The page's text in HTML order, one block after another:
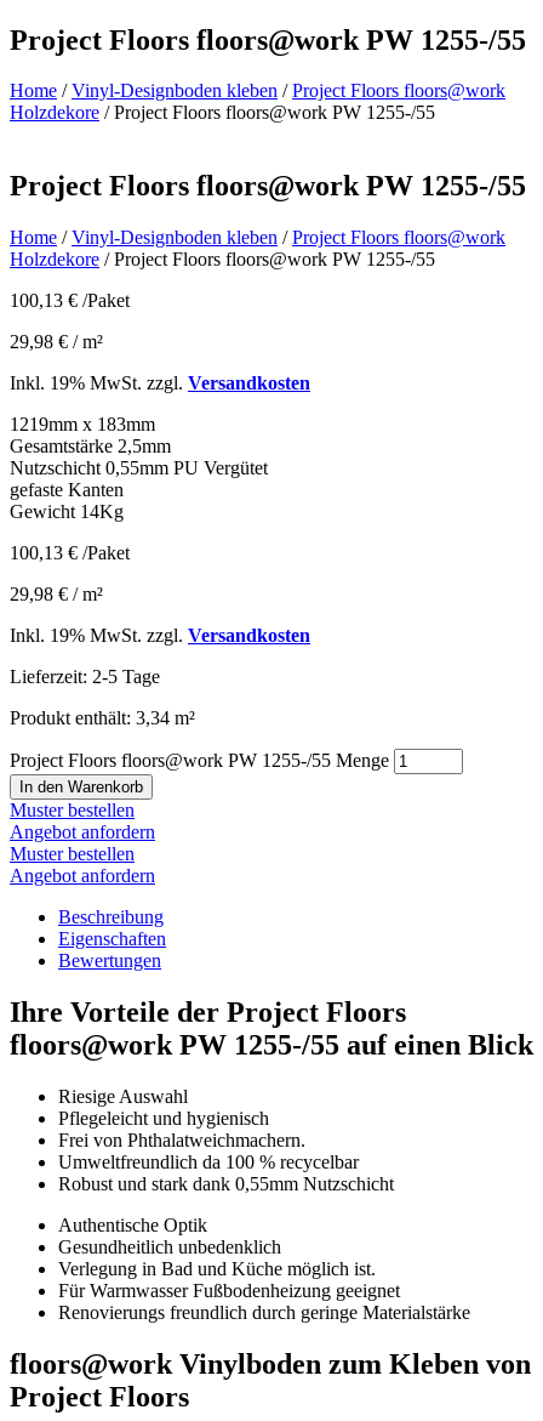
Project Floors floors@work PW 1255-/55
Home /Vinyl-Designboden kleben /Project Floors floors@work
Holzdekore / Project Floors floors@work PW 1255-/55
Project Floors floors@work PW 1255-/55
Home /Vinyl-Designboden kleben /Project Floors floors@work
Holzdekore / Project Floors floors@work PW 1255-/55
100,13 € /Paket
29,98 € /m²
Inkl. 19% MwSt. zzgl. Versandkosten
1219mm x 183mm
Gesamtstärke 2,5mm
Nutzschicht 0,55mm PU Vergütet
gefaste Kanten
Gewicht 14Kg
100,13 € /Paket
29,98 € /m²
Inkl. 19% MwSt. zzgl. Versandkosten
Lieferzeit: 2-5 Tage
Produkt enthält: 3,34 m²
Project Floors floors@work PW 1255-/55 Menge
In den Warenkorb
Muster bestellen
Angebot anfordern
Muster bestellen
Angebot anfordern
Beschreibung
Eigenschaften
Bewertungen
Ihre Vorteile der Project Floors
floors@work PW 1255-/55 auf einen Blick
Riesige Auswahl
Pflegeleicht und hygienisch
Frei von Phthalatweichmachern.
Umweltfreundlich da 100 % recycelbar
Robust und stark dank 0,55mm Nutzschicht
Authentische Optik
Gesundheitlich unbedenklich
Verlegung in Bad und Küche möglich ist.
Für Warmwasser Fußbodenheizung geeignet
Renovierungs freundlich durch geringe Materialstärke
floors@work Vinylboden zum Kleben von
Project Floors